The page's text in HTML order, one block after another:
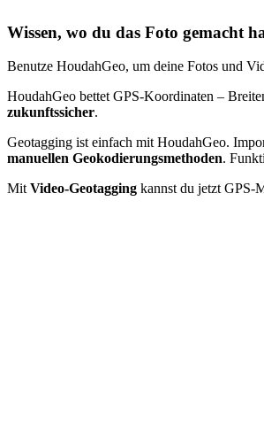
Wissen, wo du das Foto gemacht
Benutze HoudahGeo, um deine Fotos und
HoudahGeo bettet GPS-Koordinaten –
zukunftssicher.
Geotagging ist einfach mit HoudahGeo.
manuellen Geokodierungsmethoden.
Mit Video-Geotagging kannst du jetzt GPS-